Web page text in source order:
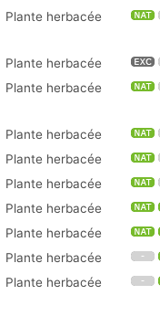
Plante herbacée
Plante herbacée
Plante herbacée
Plante herbacée
Plante herbacée
Plante herbacée
Plante herbacée
Plante herbacée
Plante herbacée
Plante herbacée